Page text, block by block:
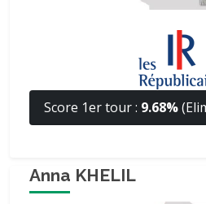
Score 1er tour : 9.68%
Anna KHELIL